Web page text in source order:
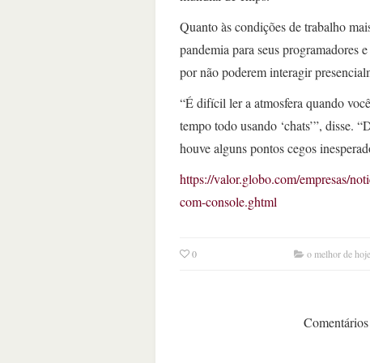
Quanto às condições de trabalho
pandemia para seus programadores
por não poderem interagir
“É difícil ler a atmosfera quando
tempo todo usando ‘chats’”, disse.
houve alguns pontos cegos
https://valor.globo.com/empresas/
com-console.ghtml
0 o melhor de hoje